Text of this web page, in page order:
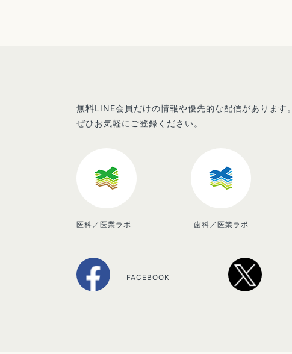
無料LINE会員だけの情報や優先的な配信があります。
ぜひお気軽にご登録ください。
医科／医業ラボ 歯科／医業ラボ
FACEBOOK